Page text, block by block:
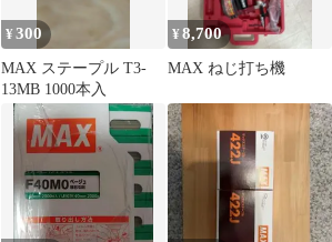
¥300
MAX ステープル T3-
13MB 1000本入
¥8,700
MAX ねじ打ち機